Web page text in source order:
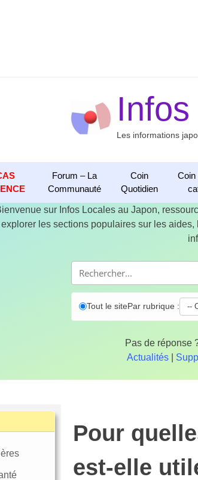
Les informations
Forum – La
Communauté
Coin
Quotidien
Coin
sur Infos Locales au Japon,
explorer les sections populaires sur les
Tout le sitePar rubrique :
Pas de réponse
Actualités
Pour
est-elle